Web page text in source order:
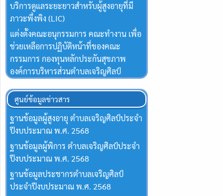
บริการดูแลระยะยาวสำหรับผู้สูงอายุที่มี
ภาวะพึ่งพิง (LIC)
แต่งตั้งคณะอนุกรรมการ คณะทำงาน เพื่อ
ช่วยเหลือการปฏิบัติหน้าที่ของคณะ
กรรมการ กองทุนหลักประกันสุขภาพ
องค์การบริหารส่วนตำบลเจริญศิลป์
ศูนย์ข้อมูลข่าวสาร
ฐานข้อมูลผู้สูงอายุ ตำบลเจริญศิลป์ประจำ
ปีงบประมาณ พ.ศ. 2568
ฐานข้อมูลผู้พิการ ตำบลเจริญศิลป์ประจำ
ปีงบประมาณ พ.ศ. 2568
ฐานข้อมูลประชากรตำบลเจริญศิลป์
ประจำปีงบประมาณ พ.ศ. 2568